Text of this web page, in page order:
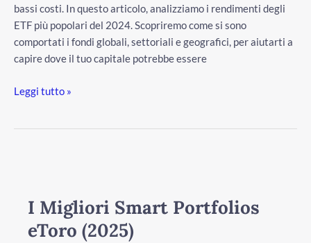
bassi costi. In questo articolo, analizziamo i rendimenti degli
ETF più popolari del 2024. Scopriremo come si sono
comportati i fondi globali, settoriali e geografici, per aiutarti a
capire dove il tuo capitale potrebbe essere
Leggi tutto »
I Migliori Smart Portfolios
eToro (2025)
Portfolios
eToro